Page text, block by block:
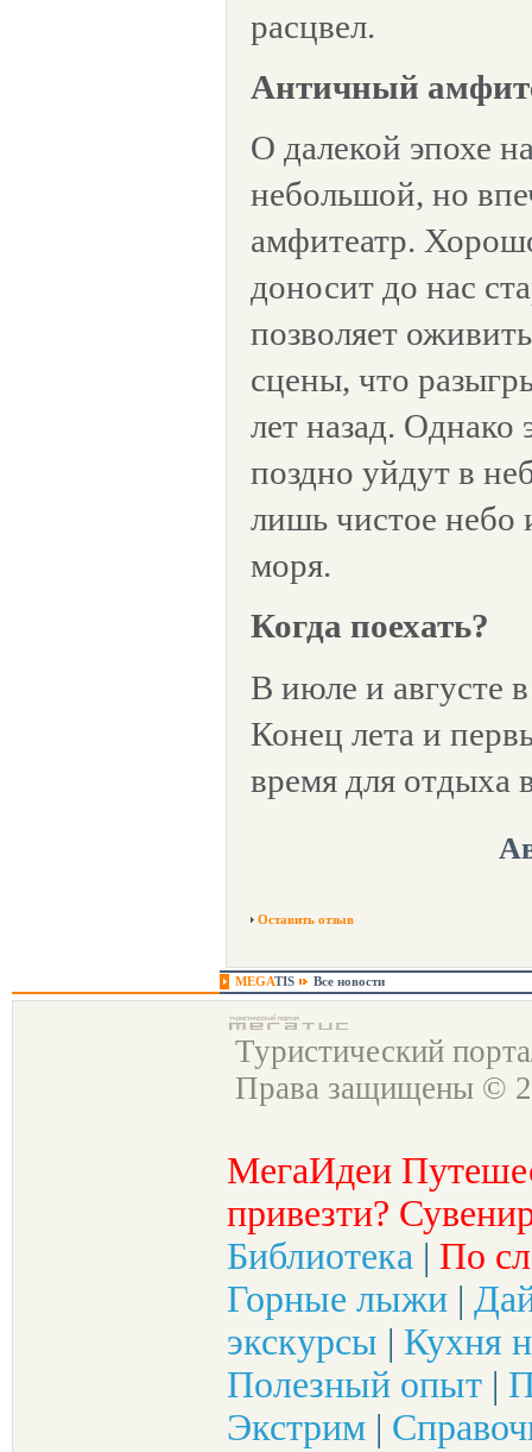
расцвел.
Античный
О далекой эпохе
небольшой, но
амфитеатр.
доносит до нас
позволяет
сцены, что
лет назад. Однако
поздно уйдут в
лишь чистое небо
моря.
Когда поехать?
В июле и августе
Конец лета и
время для отдыха
Оставить отзыв
MEGATIS Все новости
Туристический
Права защищены ©
МегаИдеи
привезти?
Библиотека | По
Горные лыжи |
экскурсы | Кухня
Полезный опыт |
Экстрим |